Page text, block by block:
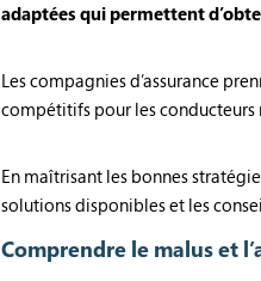
adaptées qui permettent
Les compagnies d’assurance
compétitifs pour les conducteurs
En maîtrisant les bonnes
solutions disponibles et les
Comprendre le malus et